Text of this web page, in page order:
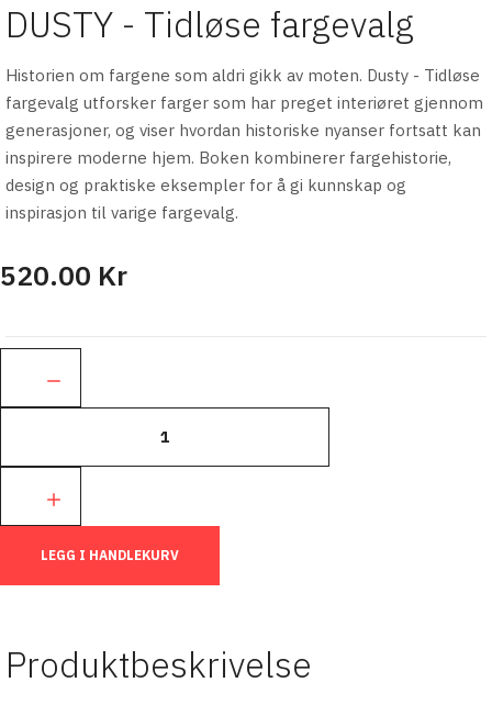
DUSTY - Tidløse fargevalg
Historien om fargene som aldri gikk av moten. Dusty - Tidløse
fargevalg utforsker farger som har preget interiøret gjennom
generasjoner, og viser hvordan historiske nyanser fortsatt kan
inspirere moderne hjem. Boken kombinerer fargehistorie,
design og praktiske eksempler for å gi kunnskap og
inspirasjon til varige fargevalg.
520.00 Kr
LEGG I HANDLEKURV
Produktbeskrivelse